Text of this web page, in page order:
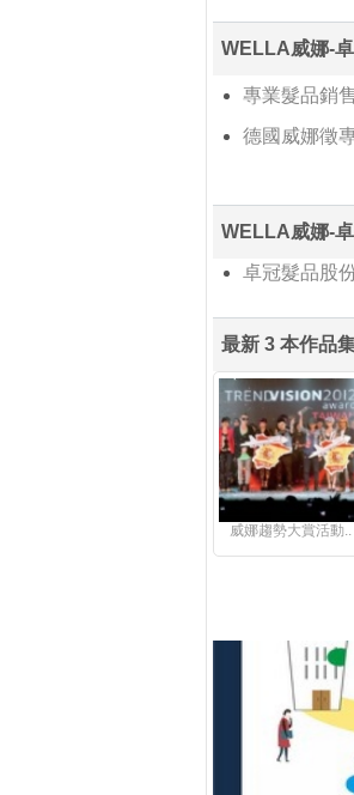
WELLA威娜-
專業髮品銷
德國威娜徵
WELLA威娜-
卓冠髮品股
最新 3 本作品
威娜趨勢大賞活動..